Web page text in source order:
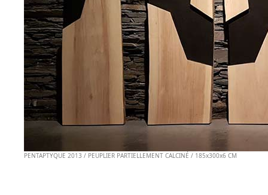
PENTAPTYQUE 2013 / PEUPLIER PARTIELLEMENT CALCINÉ / 185x300x6 CM